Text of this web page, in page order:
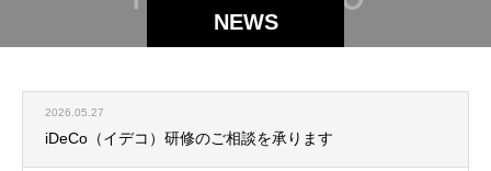
NEWS
2026.05.27
iDeCo（イデコ）研修のご相談を承ります